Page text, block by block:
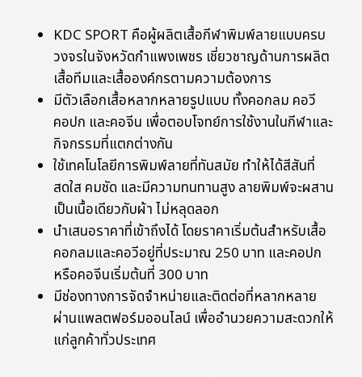
KDC SPORT คือผู้ผลิตเสื้อกีฬาพิมพ์ลายแบบครบ
วงจรในจังหวัดกำแพงเพชร เชี่ยวชาญด้านการผลิต
เสื้อทีมและเสื้อองค์กรตามความต้องการ
มีตัวเลือกเสื้อหลากหลายรูปแบบ ทั้งคอกลม คอวี
คอปก และคอจีน เพื่อตอบโจทย์การใช้งานในกีฬาและ
กิจกรรมที่แตกต่างกัน
ใช้เทคโนโลยีการพิมพ์ลายที่ทันสมัย ทำให้ได้สีสันที่
สดใส คมชัด และมีความทนทานสูง ลายพิมพ์จะผสาน
เป็นเนื้อเดียวกับผ้า ไม่หลุดลอก
นำเสนอราคาที่เข้าถึงได้ โดยราคาเริ่มต้นสำหรับเสื้อ
คอกลมและคอวีอยู่ที่ประมาณ 250 บาท และคอปก
หรือคอจีนเริ่มต้นที่ 300 บาท
มีช่องทางการจัดจำหน่ายและติดต่อที่หลากหลาย
ผ่านแพลตฟอร์มออนไลน์ เพื่ออำนวยความสะดวกให้
แก่ลูกค้าทั่วประเทศ